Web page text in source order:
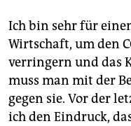
Ich bin sehr für
Wirtschaft, um den
verringern und das
muss man mit der
gegen sie. Vor der
ich den Eindruck,